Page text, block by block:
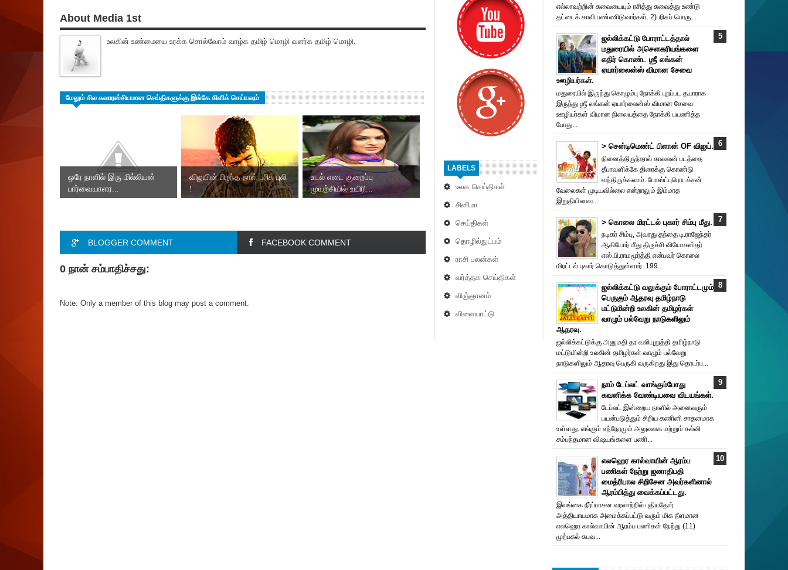
LABELS
உலக செய்திகள்
சினிமா
செய்திகள்
தொழில்நுட்பம்
ராசி பலன்கள்
வர்த்தக செய்திகள்
விஞ்ஞானம்
விளையாட்டு
About Media 1st
உலகின் உண்மையை உரக்க சொல்வோம் வாழ்க தமிழ் மொழி வளர்க தமிழ் மொழி.
மேலும் சில சுவாரஸ்சியமான செய்திகளுக்கு இங்கே கிளிக் செய்யவும்
ஒரே நாளில் இரு மில்லியன்
பார்வையாளர...
விஜயின் பிறந்த நாள் பரிசு புலி
!
உடல் எடை குறைப்பு
முயற்சியில் உயிரி...
BLOGGER COMMENT FACEBOOK COMMENT
0 நான் சம்பாதிச்சது:
Note: Only a member of this blog may post a comment.
எல்லாவற்றின் சுவையையும் ரசித்து சுவைத்து உண்டு
தட்டைக் காலி பண்ணிடுவார்கள். 2)பரிசுப் பொரு...
ஜல்லிக்கட்டு போராட்டத்தால்
மதுரையில் அசௌகரியங்களை
எதிர் கொண்ட ஶ்ரீ லங்கன்
ஏயார்லைன்ஸ் விமான சேவை
ஊழியர்கள்.
மதுரையில் இருந்து கொழும்பு நோக்கி புறப்பட தயாராக
இருந்து ஶ்ரீ லங்கன் ஏயார்லைன்ஸ் விமான சேவை
ஊழியர்கள் விமான நிலையத்தை நோக்கி பயணித்த
போது...
> சென்டிமெண்ட் பிளான் OF விஜய்.
நினைத்திருந்தால் காவலன் படத்தை
தீபாவளிக்கே திரைக்கு கொண்டு
வந்திருக்கலாம். போஸ்ட்புரொட‌க்சன்
வேலைகள் முடியவில்லை என்றாலும் இம்மாத
இறுதியிலாவ...
> கொலை மிரட்டல் புகார் சிம்பு மீது.
நடிகர் சிம்பு, அவரது தந்தை டி.ராஜேந்தர்
ஆகியோர் மீது திருச்சி வியோகஸ்தர்
எஸ்.பி.ராமமூர்த்தி என்பவர் கொலை
மிரட்டல் புகார் கொடுத்துள்ளார். 199...
ஜல்லிக்கட்டு வலுக்கும் போராட்டமும்
பெருகும் ஆதரவு தமிழ்நாடு
மட்டுமின்றி உலகின் தமிழர்கள்
வாழும் பல்வேறு நாடுகளிலும்
ஆதரவு.
ஜல்லிக்கட்டுக்கு அனுமதி தர வலியுறுத்தி தமிழ்நாடு
மட்டுமின்றி உலகின் தமிழர்கள் வாழும் பல்வேறு
நாடுகளிலும் ஆதரவு பெருகி வருகிறது இது தொடர்ப...
நாம் டேப்லட் வாங்கும்போது
கவனிக்க வேண்டியவை விடயங்கள்.
டேப்லட் இன்றைய நாளில் அனைவரும்
பயன்படுத்தும் சிறிய கணினி சாதனமாக
உள்ளது. எங்கும் எந்நேரமும் அலுவலக மற்றும் கல்வி
சம்பந்தமான விஷயங்களை பணி...
எலஹெர கால்வாயின் ஆரம்ப
பணிகள் நேற்று ஜனாதிபதி
மைத்ரிபால சிறிசேன அவர்களினால்
ஆரம்பித்து வைக்கப்பட்டது.
இலங்கை நீர்ப்பாசன வரலாற்றில் புதியதோர்
அத்தியாயமாக அமைக்கப்பட்டு வரும் மிக நீளமான
எலஹெர கால்வாயின் ஆரம்ப பணிகள் நேற்று (11)
முற்பகல் சுபவ...